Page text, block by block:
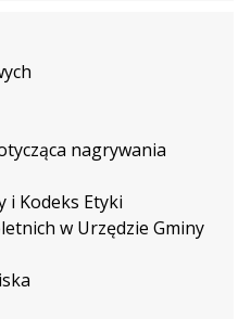
nagrywania
i Kodeks Etyki
w Urzędzie Gminy